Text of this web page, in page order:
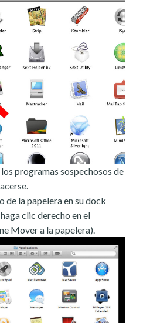
programas sospechosos de
de la papelera en su dock
clic derecho en el
Mover a la papelera).